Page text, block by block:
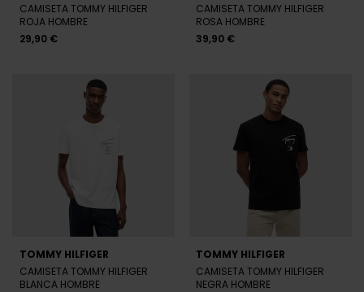
CAMISETA TOMMY HILFIGER
ROJA HOMBRE
29,90 €
CAMISETA TOMMY HILFIGER
ROSA HOMBRE
39,90 €
TOMMY HILFIGER
CAMISETA TOMMY HILFIGER
BLANCA HOMBRE
TOMMY HILFIGER
CAMISETA TOMMY HILFIGER
NEGRA HOMBRE